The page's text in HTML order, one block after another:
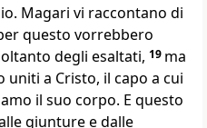
Magari vi raccontano di
questo vorrebbero
degli esaltati, 19 ma
uniti a Cristo, il capo a cui
il suo corpo. E questo
giunture e dalle